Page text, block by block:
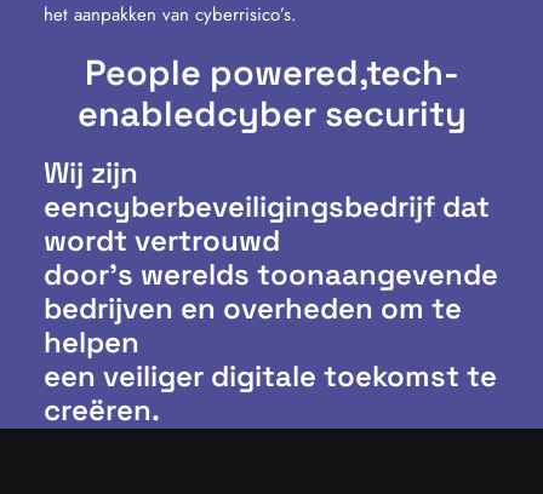
het aanpakken van cyberrisico’s.
People powered,tech-
enabledcyber security
Wij zijn
eencyberbeveiligingsbedrijf dat
wordt vertrouwd
door’s werelds toonaangevende
bedrijven en overheden om te
helpen
een veiliger digitale toekomst te
creëren.